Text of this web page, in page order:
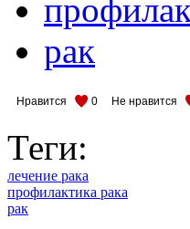
рак
Нравится 0 Не нравится
Теги:
лечение рака
профилактика рака
рак